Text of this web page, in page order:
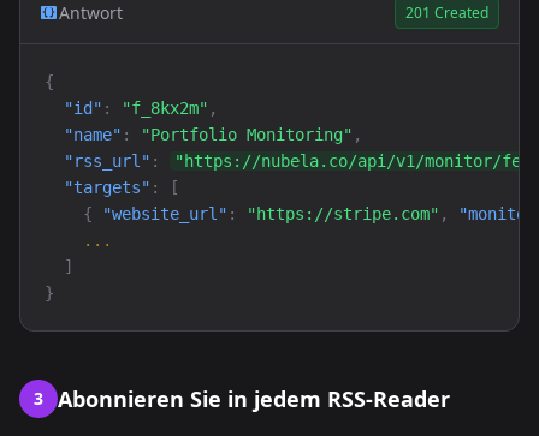
Antwort 201 Created
{
"id" : "f_8kx2m" ,
"name" : "Portfolio Monitoring" ,
"rss_url" :
"https://nubela.co/api/v1/monitor/
"targets" : [
{
"website_url" : "https://stripe.com" ,
...
]
}
3 Abonnieren Sie in jedem RSS-Reader